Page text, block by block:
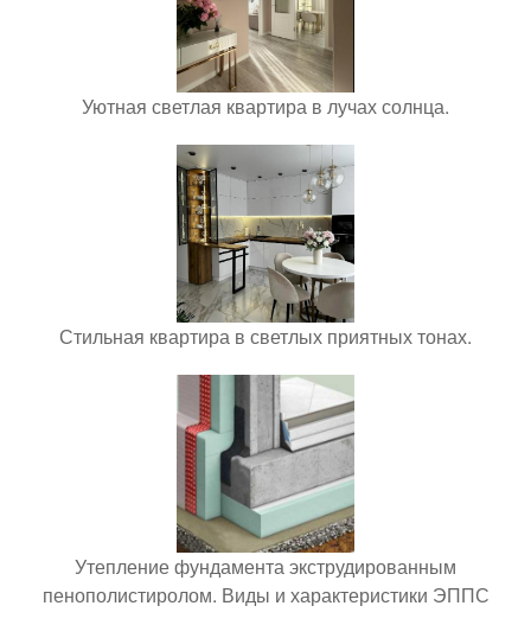
Уютная светлая квартира в лучах солнца.
Стильная квартира в светлых приятных тонах.
Утепление фундамента экструдированным
пенополистиролом. Виды и характеристики ЭППС